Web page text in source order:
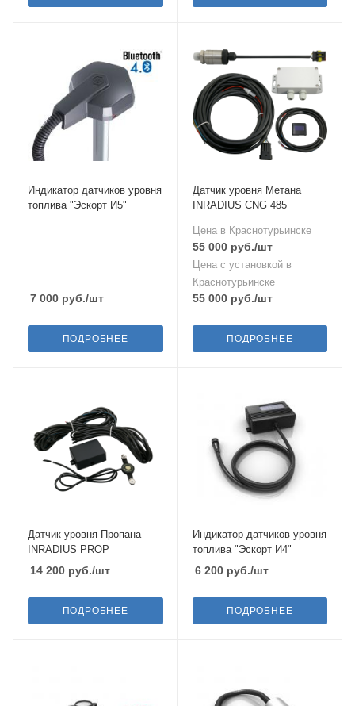
Индикатор датчиков уровня
топлива "Эскорт И5"
7 000 руб./шт
ПОДРОБНЕЕ
Датчик уровня Метана
INRADIUS CNG 485
Цена в Краснотурьинске
55 000руб./шт
Цена с установкой в
Краснотурьинске
55 000руб./шт
ПОДРОБНЕЕ
Датчик уровня Пропана
INRADIUS PROP
14 200 руб./шт
ПОДРОБНЕЕ
Индикатор датчиков уровня
топлива "Эскорт И4"
6 200руб./шт
ПОДРОБНЕЕ